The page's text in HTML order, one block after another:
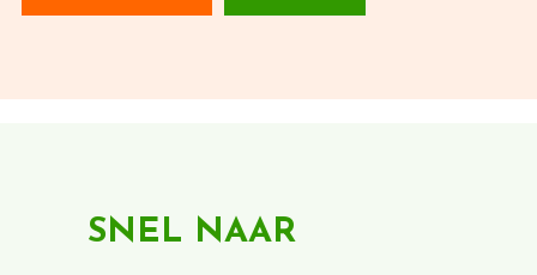
SNEL NAAR